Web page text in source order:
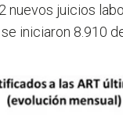
nuevos juicios
iniciaron 8.910